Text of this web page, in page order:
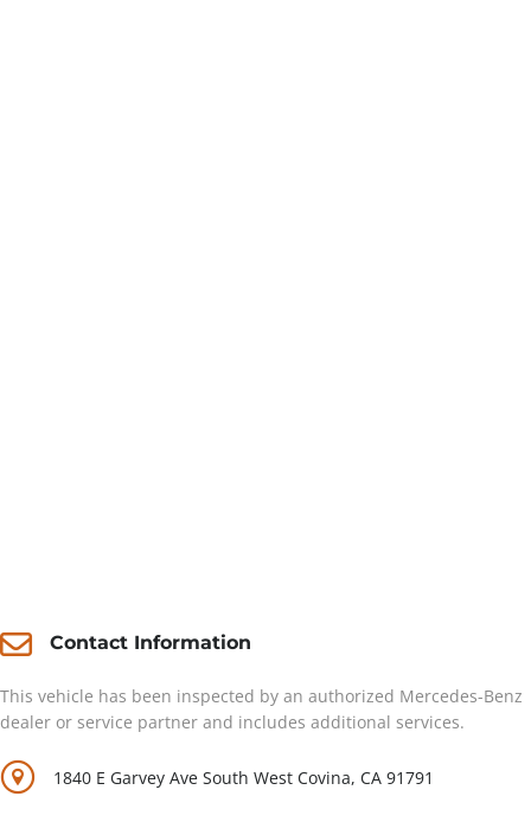
Contact Information
This vehicle has been inspected by an authorized Mercedes-Benz
dealer or service partner and includes additional services.
1840 E Garvey Ave South West Covina, CA 91791